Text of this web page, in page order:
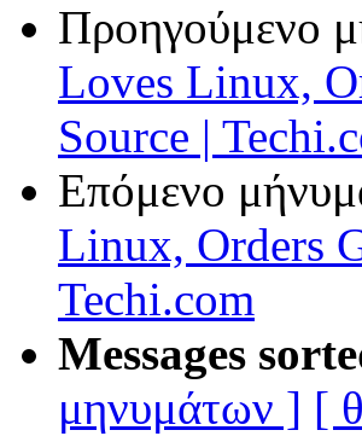
Προηγούμενο
Loves Linux,
Source |
Επόμενο
Linux, Orders
Techi.com
Messages
μηνυμάτων ] [